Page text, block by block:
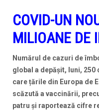
COVID-UN
MILIOANE DE
Numărul de cazuri de
global a depășit, luni,
care țările din Europa de
scăzută a vaccinării,
patru și raportează cifre